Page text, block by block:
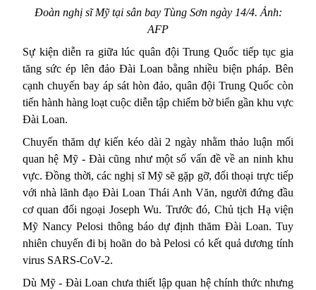
Đoàn nghị sĩ Mỹ tại sân bay Tùng Sơn ngày 14/4. Ảnh:
AFP
Sự kiện diễn ra giữa lúc quân độiTrung Quốc tiếp tục gia
tăng sức ép lên đảo Đài Loan bằng nhiều biện pháp. Bên
cạnh chuyến bay áp sát hòn đảo, quân đội Trung Quốc còn
tiến hành hàng loạt cuộc diễn tập chiếm bờ biển gần khu vực
Đài Loan.
Chuyến thămdự kiến kéo dài 2 ngày nhằm thảo luận mối
quan hệ Mỹ - Đài cũng như một số vấn đề về an ninh khu
vực. Đồng thời, các nghị sĩ Mỹ sẽ gặp gỡ, đối thoại trực tiếp
với nhà lãnh đạo Đài Loan Thái Anh Văn, người đứng đầu
cơ quan đối ngoại Joseph Wu. Trước đó, Chủ tịch Hạ viện
Mỹ Nancy Pelosi thông báo dự định thăm Đài Loan. Tuy
nhiên chuyến đi bị hoãn do bà Pelosi có kết quả dương tính
virus SARS-CoV-2.
Dù Mỹ - Đài Loan chưa thiết lập quan hệ chính thức nhưng